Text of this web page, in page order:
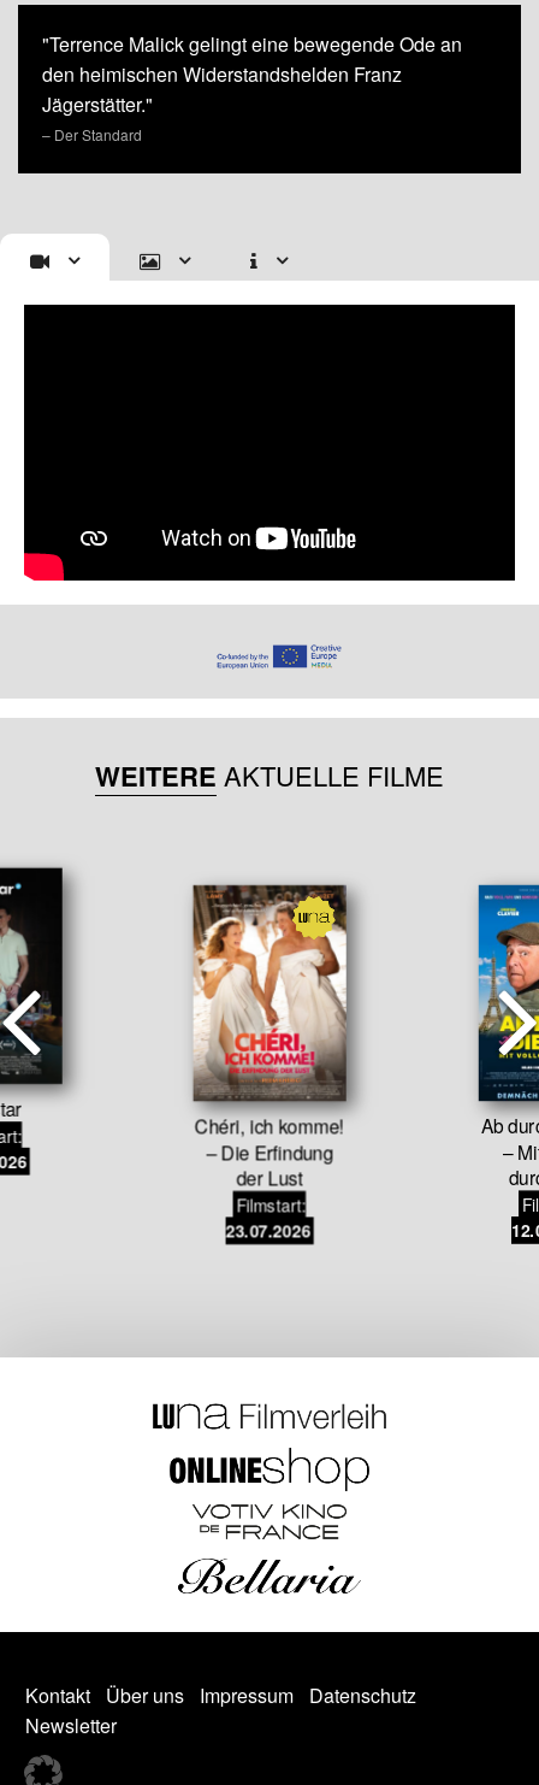
"Terrence Malick gelingt eine bewegende Ode an
den heimischen Widerstandshelden Franz
Jägerstätter."
– Der Standard
WEITERE AKTUELLE FILME
Chéri, ich komme!
– Die Erfindung
der Lust
Filmstart:
23.07.2026
Ab
–
Kontakt Über uns Impressum
Datenschutz
Newsletter